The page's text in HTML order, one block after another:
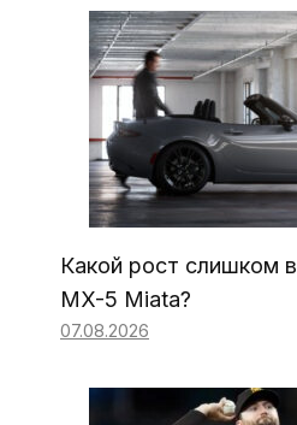
Какой рост слишком
MX-5 Miata?
07.08.2026